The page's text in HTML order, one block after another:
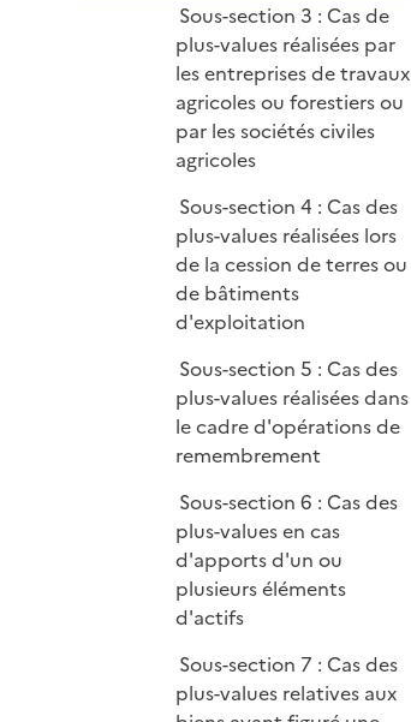
Sous-section 3 : Cas de
plus-values réalisées par
les entreprises de travaux
agricoles ou forestiers ou
par les sociétés civiles
agricoles
Sous-section 4 : Cas des
plus-values réalisées lors
de la cession de terres ou
de bâtiments
d'exploitation
Sous-section 5 : Cas des
plus-values réalisées dans
le cadre d'opérations de
remembrement
Sous-section 6 : Cas des
plus-values en cas
d'apports d'un ou
plusieurs éléments
d'actifs
Sous-section 7 : Cas des
plus-values relatives aux